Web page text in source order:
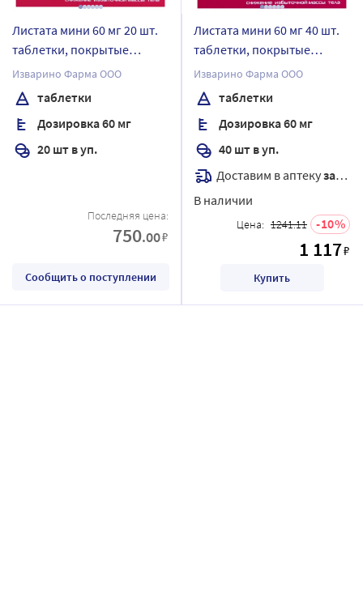
Листата мини 60 мг 20 шт.
таблетки, покрытые
пленочной оболочкой
Изварино Фарма ООО
таблетки
Дозировка 60 мг
20 шт в уп.
Последняя цена:
750.00₽
Сообщить о поступлении
Листата мини 60 мг 40 шт.
таблетки, покрытые
пленочной оболочкой
Изварино Фарма ООО
таблетки
Дозировка 60 мг
40 шт в уп.
Доставим в аптекузавтра
В наличии
Цена: 1241.11 10
1 117₽
Купить